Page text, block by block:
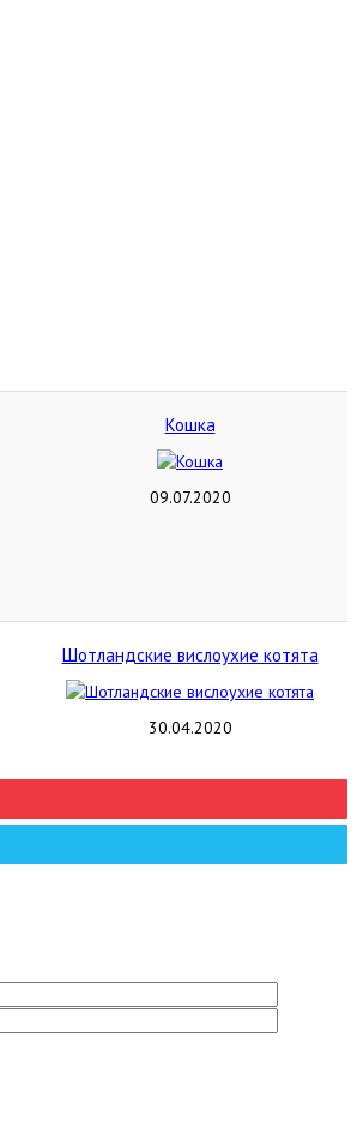
Кошка
09.07.2020
Шотландские вислоухие котята
30.04.2020